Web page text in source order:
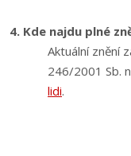
4. Kde najdu plné
Aktuální znění
246/2001 Sb.
lidi.